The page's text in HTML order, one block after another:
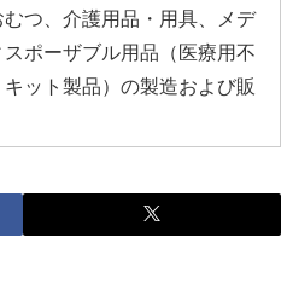
むつ、介護用品・用具、メデ
スポーザブル用品（医療用不
ット製品）の製造および販